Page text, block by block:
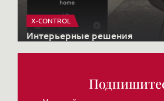
X-CONTROL
Интерьерные решения